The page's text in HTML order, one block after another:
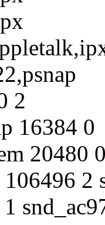
2
16384 0
20480
106496